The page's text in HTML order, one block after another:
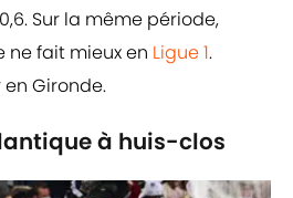
Sur la même période,
fait mieux en Ligue 1.
Gironde.
à huis-clos